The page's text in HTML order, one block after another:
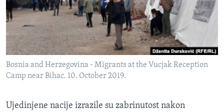
O GLASU AMERIKE
Learning English
PRATITE NAS
Bosnia and Herzegovina - Migrants at the Vucjak Reception
Camp near Bihac. 10. October 2019.
Ujedinjene nacije izrazile su zabrinutost nakon